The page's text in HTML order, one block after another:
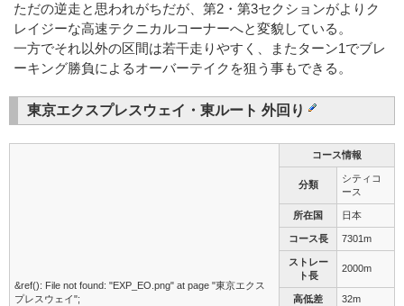
ただの逆走と思われがちだが、第2・第3セクションがよりク
レイジーな高速テクニカルコーナーへと変貌している。
一方でそれ以外の区間は若干走りやすく、またターン1でブレ
ーキング勝負によるオーバーテイクを狙う事もできる。
東京エクスプレスウェイ・東ルート 外回り
&ref(): File not found: "EXP_EO.png" at page "東京エクス
プレスウェイ";
コース情報
分類
シティコ
ース
所在国 日本
コース長 7301m
ストレー
ト長
2000m
高低差 32m